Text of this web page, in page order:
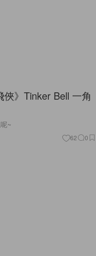
》Tinker Bell 一角
~
62 0